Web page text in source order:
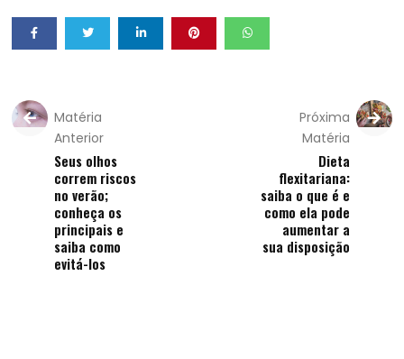
Matéria
Anterior
Seus olhos
correm riscos
no verão;
conheça os
principais e
saiba como
evitá-los
Próxima
Matéria
Dieta
flexitariana:
saiba o que é e
como ela pode
aumentar a
sua disposição